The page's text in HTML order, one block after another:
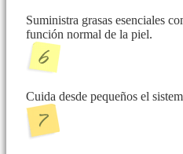
Suministra grasas esenciales
función normal de la piel.
Cuida desde pequeños el